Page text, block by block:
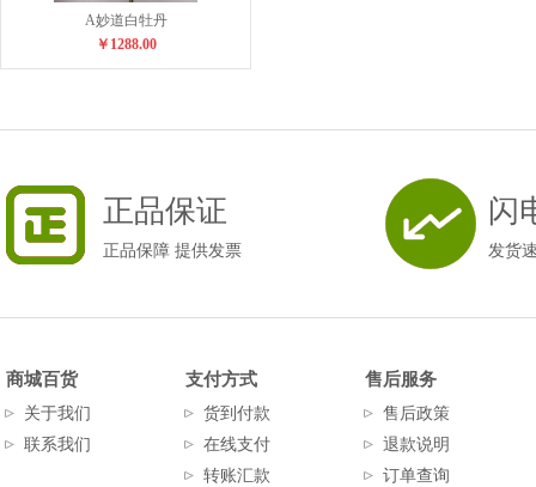
A妙道白牡丹
￥1288.00
正品保证
正品保障 提供发票
闪
发货
商城百货
关于我们
联系我们
支付方式
货到付款
在线支付
转账汇款
售后服务
售后政策
退款说明
订单查询